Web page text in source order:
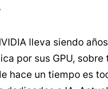
lleva siendo
por sus GPU,
hace un tiempo es